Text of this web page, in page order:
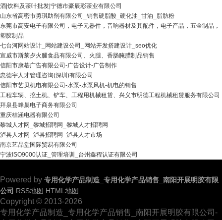
酒|饮料及茶叶批发|宁德市豪辰彩茶业有限公司
山东省高密市勇琪助剂有限公司_销售硬脂酸_硬化油_甘油_脂肪粉
东莞市高安电子有限公司，电子元器件，音响器材及其配件，电子产品，五金制品，
塑胶制品
七台河网站设计_网站建设公司_网站开发搭建设计_seo优化
宣威市斯莱夕火腿食品有限公司、火腿、香肠腌腊制品销售
信阳市康慕广告有限公司-广告设计-广告制作
忠德宇人才管理咨询(深圳)有限公司
信阳市艺贝机电有限公司-水泵-水泵风机-机电的销售
工程车辆、挖土机、铲车、工程用机械租赁、兴义市明德工程机械租赁服务有限公司
拜泉县蜂巢电子商务有限公司
重庆桔涵电器有限公司
黎城人才网_黎城招聘网_黎城人才招聘网
泸县人才网_泸县招聘网_泸县人才市场
南京艺品堂国际贸易有限公司
宁波ISO9000认证_管理培训_台州鑫程认证有限公司
Powered by 专用化学产品制造_专用化学产品销售_南阳开展明胶有限
公司 RSS地图 HTML地图
Copyright © 2013-2026
专用化学产品制造_专用化学产品销售_南阳开展明胶有限公司-